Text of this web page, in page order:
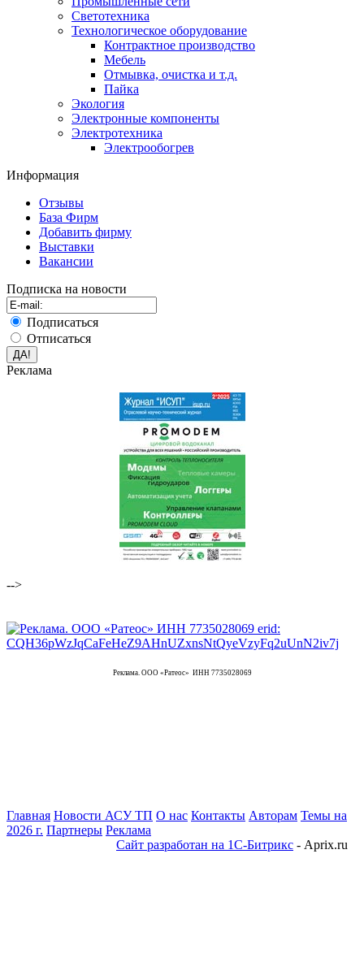
Светотехника
Технологическое оборудование
Контрактное производство
Мебель
Отмывка, очистка и т.д.
Пайка
Экология
Электронные компоненты
Электротехника
Электрообогрев
Информация
Отзывы
База Фирм
Добавить фирму
Выставки
Вакансии
Подписка на новости
Подписаться
Отписаться
Реклама
-->
Реклама. ООО «Ратеос» ИНН 7735028069
Главная Новости АСУ ТП О нас Контакты Авторам Темы на
2026 г. Партнеры Реклама
Сайт разработан на 1С-Битрикс - Aprix.ru